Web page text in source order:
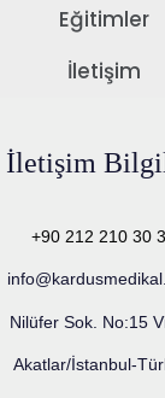
Eğitimler
İletişim
İletişim
+90 212 210 30
Nilüfer Sok. No:15
Akatlar/İstanbul-